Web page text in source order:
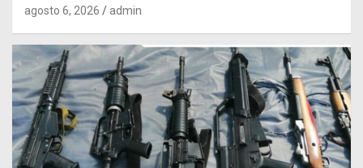
agosto 6, 2026 admin